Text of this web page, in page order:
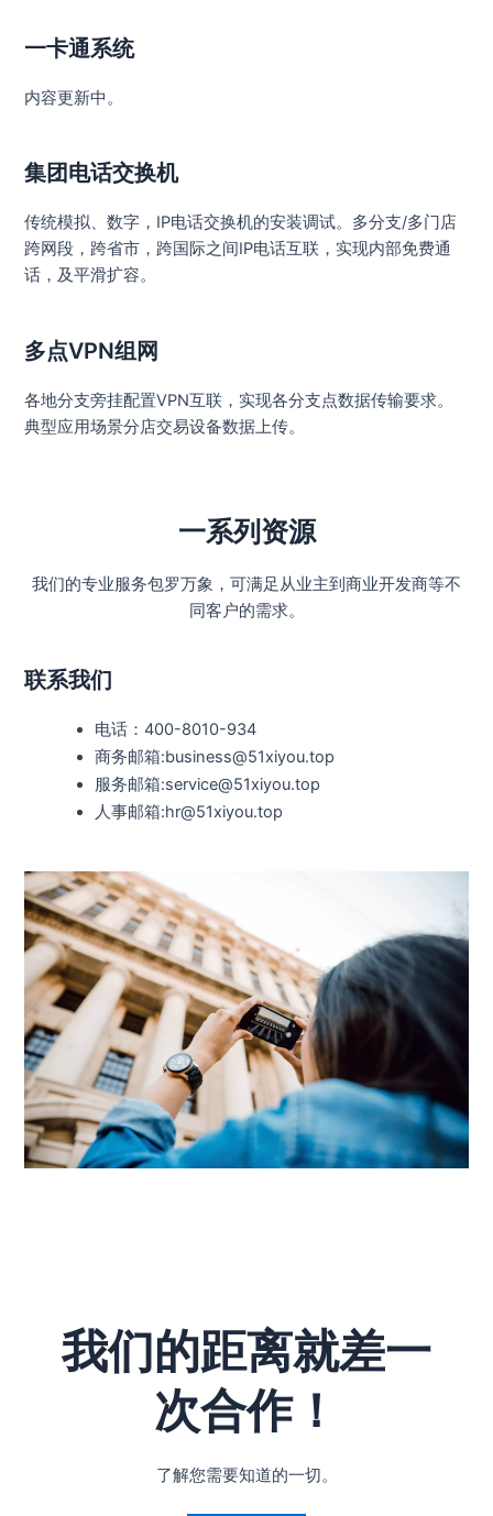
一卡通系统
内容更新中。
集团电话交换机
传统模拟、数字，IP电话交换机的安装调试。多分支/多门店
跨网段，跨省市，跨国际之间IP电话互联，实现内部免费通
话，及平滑扩容。
多点VPN组网
各地分支旁挂配置VPN互联，实现各分支点数据传输要求。
典型应用场景分店交易设备数据上传。
一系列资源
我们的专业服务包罗万象，可满足从业主到商业开发商等不
同客户的需求。
联系我们
电话：400-8010-934
商务邮箱:business@51xiyou.top
服务邮箱:service@51xiyou.top
人事邮箱:hr@51xiyou.top
我们的距离就差一
次合作！
了解您需要知道的一切。